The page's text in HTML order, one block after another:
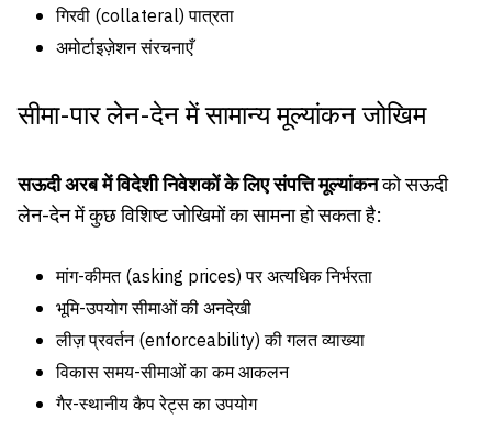
गिरवी (collateral) पात्रता
अमोर्टाइज़ेशन संरचनाएँ
सीमा-पार लेन-देन में सामान्य मूल्यांकन जोखिम
सऊदी अरब में विदेशी निवेशकों के लिए संपत्ति मूल्यांकनको सऊदी
लेन-देन में कुछ विशिष्ट जोखिमों का सामना हो सकता है:
मांग-कीमत (asking prices) पर अत्यधिक निर्भरता
भूमि-उपयोग सीमाओं की अनदेखी
लीज़ प्रवर्तन (enforceability) की गलत व्याख्या
विकास समय-सीमाओं का कम आकलन
गैर-स्थानीय कैप रेट्स का उपयोग